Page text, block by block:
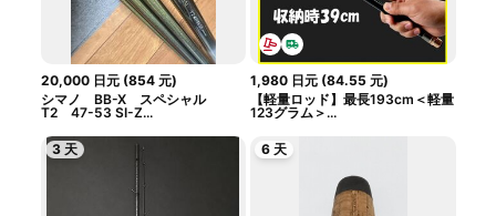
20,000 日元(854 元)
シマノ BB-X スペシャル
T2 47-53 SI-Z...
1,980 日元 (84.55 元)
【軽量ロッド】最長193cm＜軽量
123グラム＞...
3 天 6 天